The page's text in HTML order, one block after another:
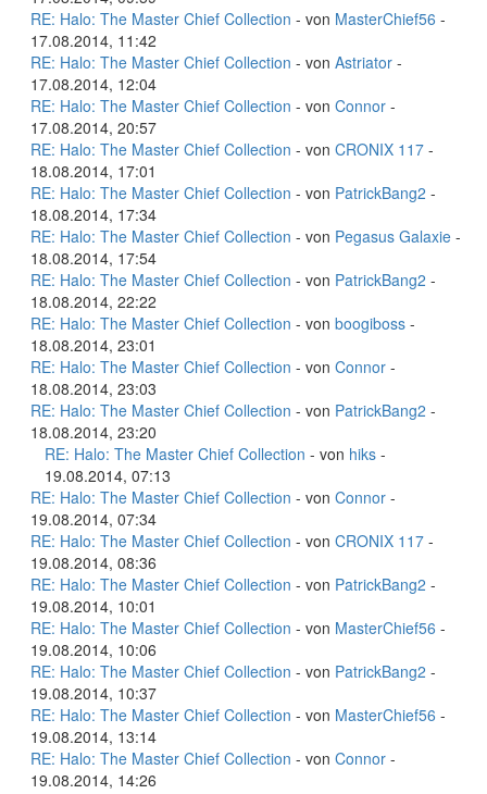
RE: Halo: The Master Chief Collection - von MasterChief56 -
17.08.2014, 11:42
RE: Halo: The Master Chief Collection - von Astriator -
17.08.2014, 12:04
RE: Halo: The Master Chief Collection - von Connor -
17.08.2014, 20:57
RE: Halo: The Master Chief Collection - von CRONIX 117 -
18.08.2014, 17:01
RE: Halo: The Master Chief Collection - von PatrickBang2 -
18.08.2014, 17:34
RE: Halo: The Master Chief Collection - von Pegasus Galaxie -
18.08.2014, 17:54
RE: Halo: The Master Chief Collection - von PatrickBang2 -
18.08.2014, 22:22
RE: Halo: The Master Chief Collection - von boogiboss -
18.08.2014, 23:01
RE: Halo: The Master Chief Collection - von Connor -
18.08.2014, 23:03
RE: Halo: The Master Chief Collection - von PatrickBang2 -
18.08.2014, 23:20
RE: Halo: The Master Chief Collection - von hiks -
19.08.2014, 07:13
RE: Halo: The Master Chief Collection - von Connor -
19.08.2014, 07:34
RE: Halo: The Master Chief Collection - von CRONIX 117 -
19.08.2014, 08:36
RE: Halo: The Master Chief Collection - von PatrickBang2 -
19.08.2014, 10:01
RE: Halo: The Master Chief Collection - von MasterChief56 -
19.08.2014, 10:06
RE: Halo: The Master Chief Collection - von PatrickBang2 -
19.08.2014, 10:37
RE: Halo: The Master Chief Collection - von MasterChief56 -
19.08.2014, 13:14
RE: Halo: The Master Chief Collection - von Connor -
19.08.2014, 14:26